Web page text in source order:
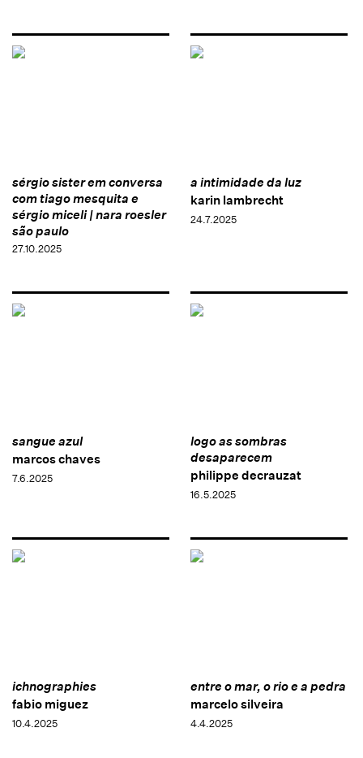
sérgio sister em conversa
com tiago mesquita e
sérgio miceli | nara roesler
são paulo
27.10.2025
a intimidade da luz
karin lambrecht
24.7.2025
sangue azul
marcos chaves
7.6.2025
logo as sombras
desaparecem
philippe decrauzat
16.5.2025
ichnographies
fabio miguez
10.4.2025
entre o mar, o rio e a pedra
marcelo silveira
4.4.2025